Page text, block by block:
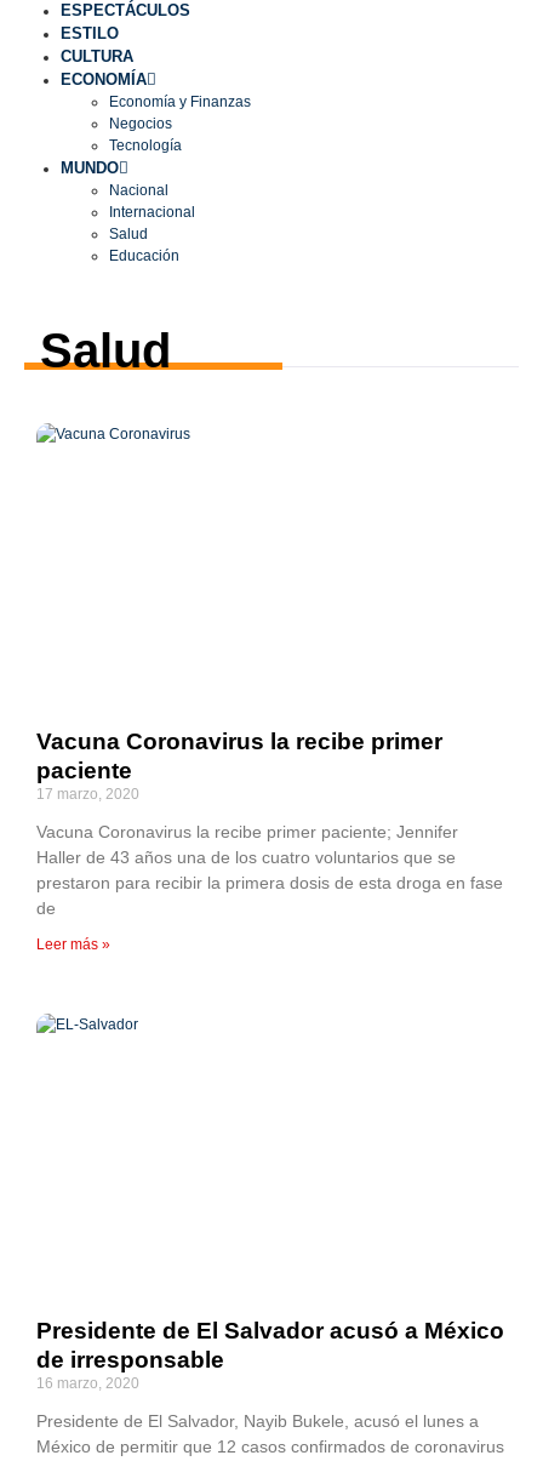
ESPECTÁCULOS
ESTILO
CULTURA
ECONOMÍA
Economía y Finanzas
Negocios
Tecnología
MUNDO
Nacional
Internacional
Salud
Educación
Salud
Vacuna Coronavirus la recibe primer
paciente
17 marzo, 2020
Vacuna Coronavirus la recibe primer paciente; Jennifer
Haller de 43 años una de los cuatro voluntarios que se
prestaron para recibir la primera dosis de esta droga en fase
de
Leer más »
Presidente de El Salvador acusó a México
de irresponsable
16 marzo, 2020
Presidente de El Salvador, Nayib Bukele, acusó el lunes a
México de permitir que 12 casos confirmados de coronavirus